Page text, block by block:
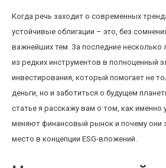
Когда речь заходит о современных
устойчивые облигации – это, без
важнейших тем. За последние несколько
из редких инструментов в полноценный
инвестирования, который помогает не
деньги, но и заботиться о будущем
статье я расскажу вам о том, как именно
меняют финансовый рынок и почему они
место в концепции ESG-вложений.